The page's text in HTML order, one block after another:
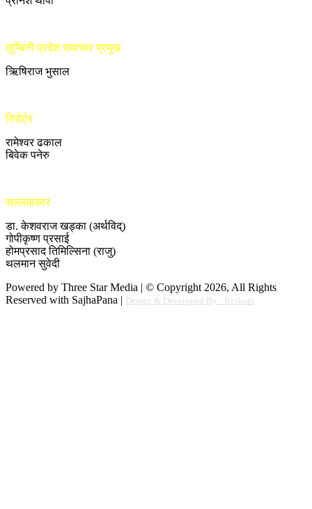
लुम्बिनी प्रदेश समाचार प्रमुख
ऋिषिराज भुसाल
रिपोर्टर
रामेश्वर ढकाल
बिवेक पनेरु
सल्लाहकार
डा. केशवराज खड्का (अर्थविद्)
गोपीकृष्ण प्रसाई
होमप्रसाद तिमिल्सिना (राजु)
थलमान सुवेदी
Powered by Three Star Media | © Copyright 2026, All Rights
Reserved with SajhaPana | Design & Developed By : Resham